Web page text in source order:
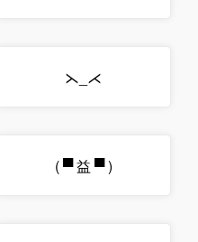
⋋_⋌
( ▀ 益 ▀ )